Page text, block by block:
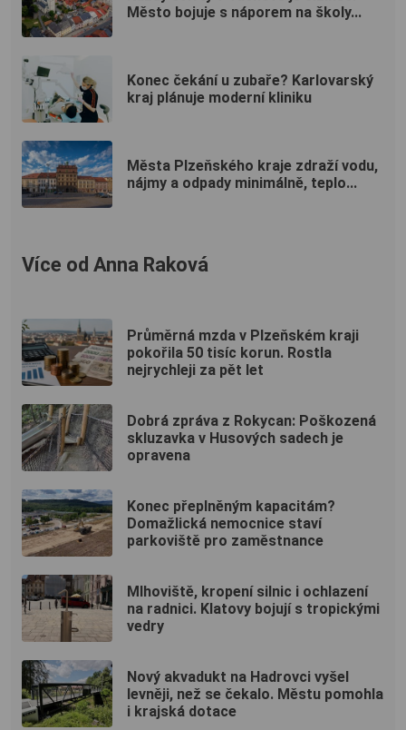
Město bojuje s náporem na školy...
Konec čekání u zubaře? Karlovarský
kraj plánuje moderní kliniku
Města Plzeňského kraje zdraží vodu,
nájmy a odpady minimálně, teplo...
Více od Anna Raková
Průměrná mzda v Plzeňském kraji
pokořila 50 tisíc korun. Rostla
nejrychleji za pět let
Dobrá zpráva z Rokycan: Poškozená
skluzavka v Husových sadech je
opravena
Konec přeplněným kapacitám?
Domažlická nemocnice staví
parkoviště pro zaměstnance
Mlhoviště, kropení silnic i ochlazení
na radnici. Klatovy bojují s tropickými
vedry
Nový akvadukt na Hadrovci vyšel
levněji, než se čekalo. Městu pomohla
i krajská dotace